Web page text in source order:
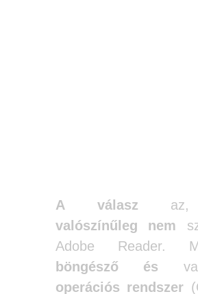
A válasz az,
valószínűleg nem
Adobe Reader.
böngésző
és
operációs rendszer